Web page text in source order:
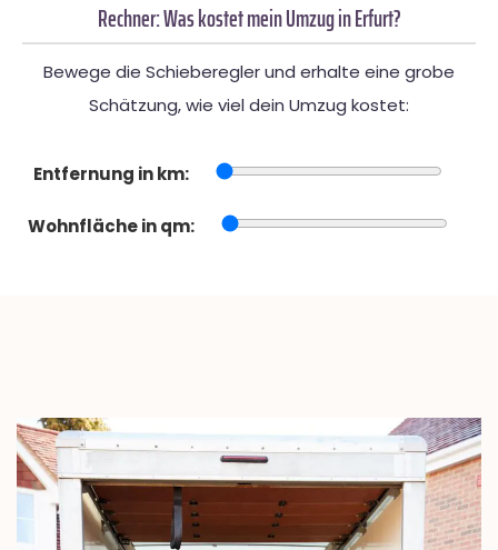
Rechner: Was kostet mein Umzug in Erfurt?
Bewege die Schieberegler und erhalte eine grobe
Schätzung, wie viel dein Umzug kostet:
Entfernung in km:
Wohnfläche in qm: